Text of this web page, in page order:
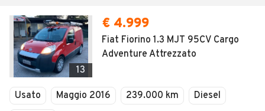
13
€ 4.999
Fiat Fiorino 1.3 MJT 95CV Cargo
Adventure Attrezzato
Usato Maggio 2016 239.000 km
Diesel